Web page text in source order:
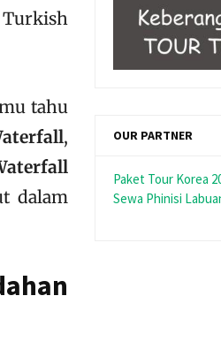
tahu
,
dalam
OUR PARTNER
Paket Tour Korea
Sewa Phinisi